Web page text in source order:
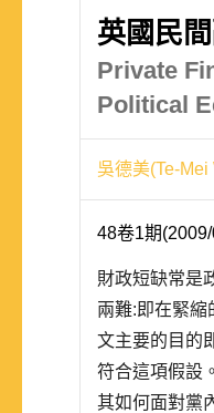
英國民
Private
Political
吳德美(Te-Mei
48卷1期
財政短缺常是
兩難:即在緊
文主要的目的
符合這項假設
其如何面對黨